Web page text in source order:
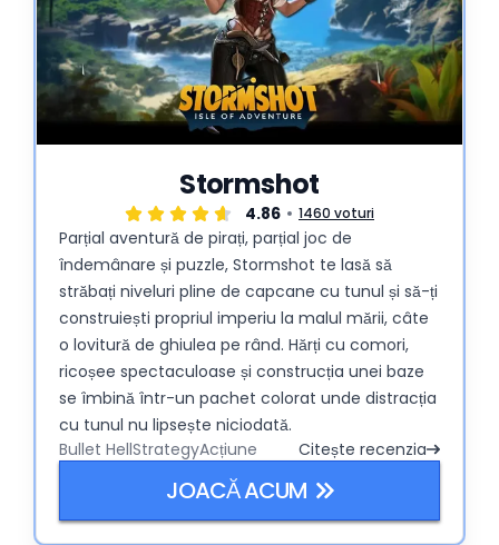
Stormshot
4.86 1460 voturi
Parțial aventură de pirați, parțial joc de
îndemânare și puzzle, Stormshot te lasă să
străbați niveluri pline de capcane cu tunul și să-ți
construiești propriul imperiu la malul mării, câte
o lovitură de ghiulea pe rând. Hărți cu comori,
ricoșee spectaculoase și construcția unei baze
se îmbină într-un pachet colorat unde distracția
cu tunul nu lipsește niciodată.
Bullet HellStrategyAcțiune Citește recenzia
JOACĂ ACUM